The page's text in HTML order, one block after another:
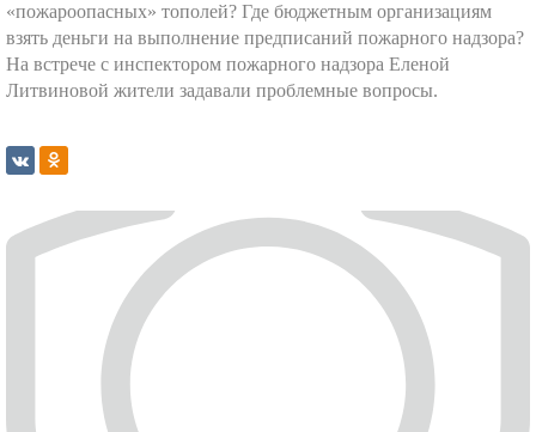
«пожароопасных» тополей? Где бюджетным организациям
взять деньги на выполнение предписаний пожарного надзора?
На встрече с инспектором пожарного надзора Еленой
Литвиновой жители задавали проблемные вопросы.